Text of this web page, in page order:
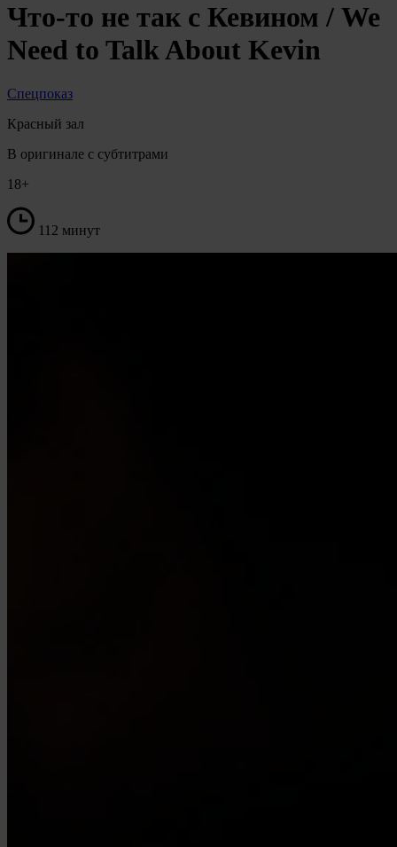
Что-то не так с Кевином / We
Need to Talk About Kevin
Спецпоказ
Красный зал
В оригинале с субтитрами
18+
112 минут